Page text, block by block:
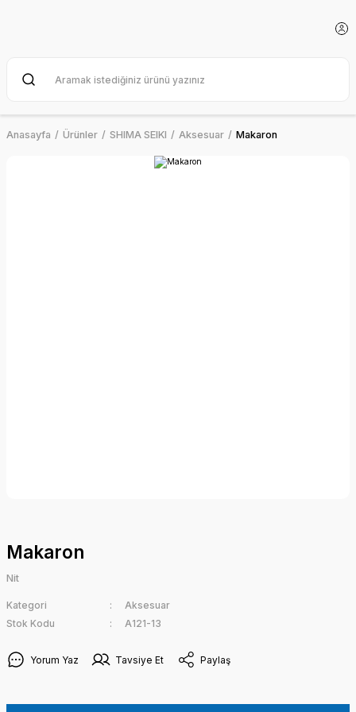
Anasayfa Ürünler SHIMA SEIKI Aksesuar Makaron
Makaron
Nit
Kategori
Aksesuar
Stok Kodu
A121-13
Yorum Yaz Tavsiye Et Paylaş